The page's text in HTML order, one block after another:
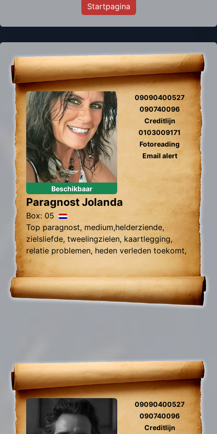
Startpagina
Beschikbaar
09090400527
090740096
Creditlijn
0103009171
Fotoreading
Email alert
Paragnost Jolanda
Box: 05
Top paragnost, medium,helderziende,
zielsliefde, tweelingzielen, kaartlegging,
relatie problemen, heden verleden toekomt,
foto reading.
09090400527
090740096
Creditlijn